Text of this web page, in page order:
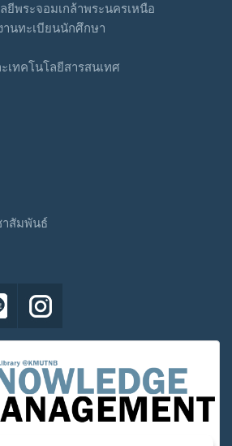
ยีพระจอมเกล้าพระนครเหนือ
านทะเบียนนักศึกษา
เทคโนโลยีสารสนเทศ
สัมพันธ์